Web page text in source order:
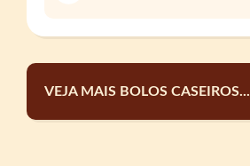
VEJA MAIS BOLOS CASEIROS...